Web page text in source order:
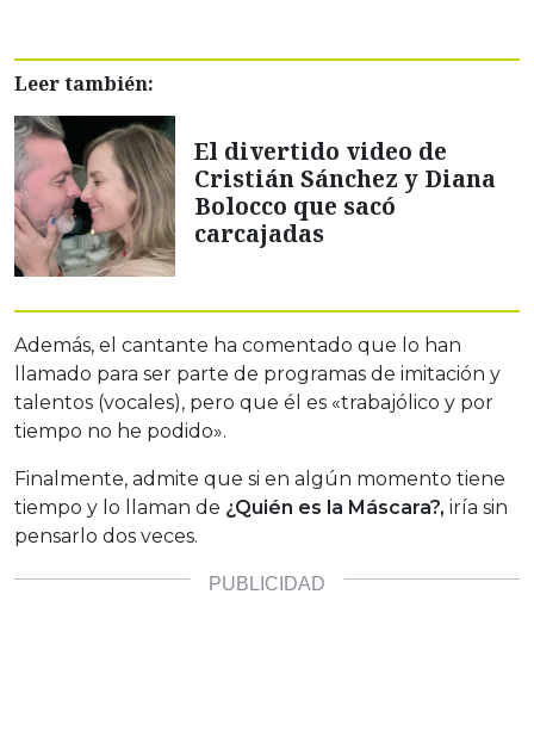
Leer también:
El divertido video de
Cristián Sánchez y Diana
Bolocco que sacó
carcajadas
Además, el cantante ha comentado que lo han
llamado para ser parte de programas de imitación y
talentos (vocales), pero que él es «trabajólico y por
tiempo no he podido».
Finalmente, admite que si en algún momento tiene
tiempo y lo llaman de ¿Quién es la Máscara?, iría sin
pensarlo dos veces.